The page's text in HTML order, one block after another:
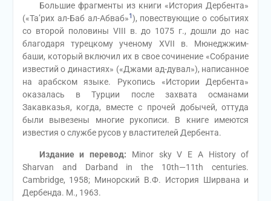
Большие фрагменты из книги «История Дербента»
(«Та’рих ал-Баб ал-Абваб»1), повествующие о событиях
со второй половины VIII в. до 1075 г., дошли до нас
благодаря турецкому ученому XVII в. Мюнеджжим-
баши, который включил их в свое сочинение «Собрание
известий о династиях» («Джами ад-дувал»), написанное
на арабском языке. Рукопись «Истории Дербента»
оказалась в Турции после захвата османами
Закавказья, когда, вместе с прочей добычей, оттуда
были вывезены многие рукописи. В книге имеются
известия о службе русов у властителей Дербента.
Издание и перевод: Minor sky V Е A History of
Sharvan and Darband in the 10th—11th centuries.
Cambridge, 1958; Минорский В.Ф. История Ширвана и
Дербенда. М., 1963.